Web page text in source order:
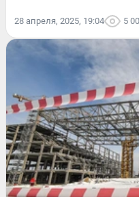
28 апреля, 2025, 19:04 5